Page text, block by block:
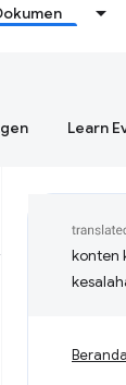
Learn
konten
Beranda